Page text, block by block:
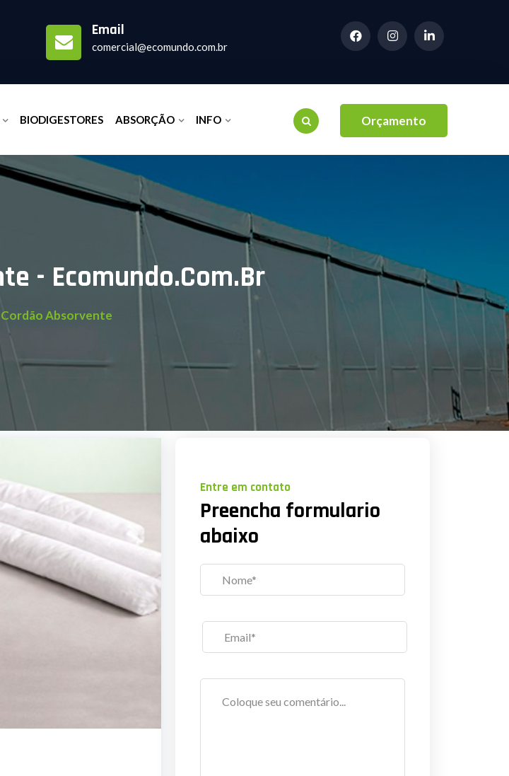
Email
comercial@ecomundo.com.br
BIODIGESTORES ABSORÇÃO INFO Orçamento
- Ecomundo.com.br
Cordão Absorvente
Entre em contato
Preencha formulario
abaixo